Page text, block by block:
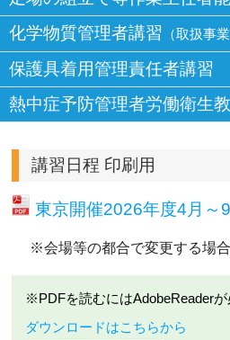
化学物質管理者講習
（取扱事
保護具着用管理責任者講習
熱中症予防管理者労働衛生
講習日程 印刷用
東京開催2026年度4月～
※会場等の都合で変更する場合
※PDFを読むにはAdobeReaderが
ダウンロードはこちらから